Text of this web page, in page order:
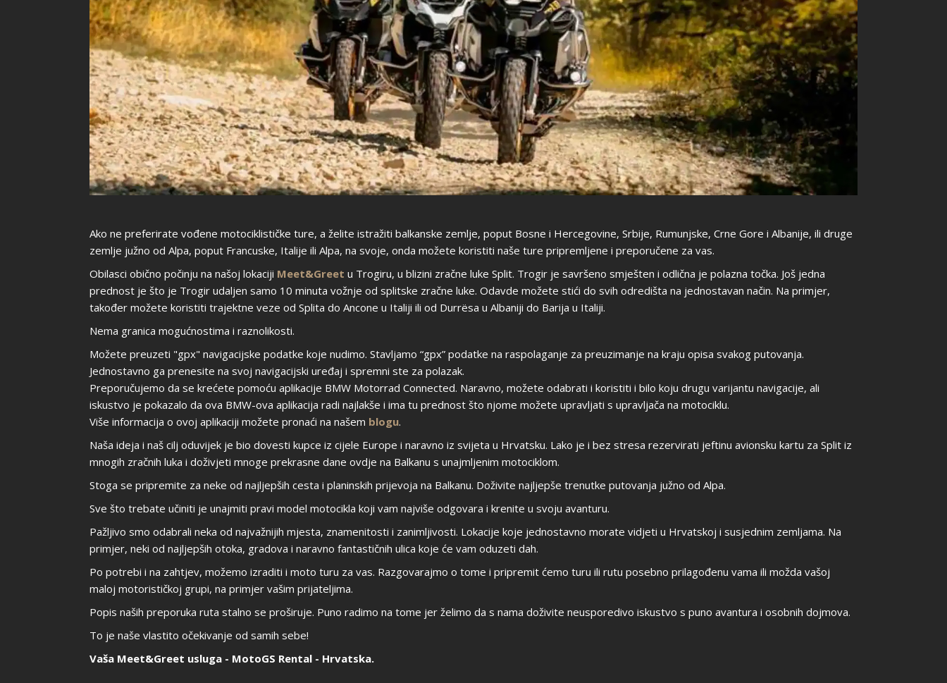
Ako ne preferirate vođene motociklističke ture, a želite istražiti balkanske zemlje, poput Bosne i Hercegovine, Srbije, Rumunjske, Crne Gore i Albanije, ili druge
zemlje južno od Alpa, poput Francuske, Italije ili Alpa, na svoje, onda možete koristiti naše ture pripremljene i preporučene za vas.
Obilasci obično počinju na našoj lokaciji Meet&Greet u Trogiru, u blizini zračne luke Split. Trogir je savršeno smješten i odlična je polazna točka. Još jedna
prednost je što je Trogir udaljen samo 10 minuta vožnje od splitske zračne luke. Odavde možete stići do svih odredišta na jednostavan način. Na primjer,
također možete koristiti trajektne veze od Splita do Ancone u Italiji ili od Durrësa u Albaniji do Barija u Italiji.
Nema granica mogućnostima i raznolikosti.
Možete preuzeti "gpx" navigacijske podatke koje nudimo. Stavljamo “gpx” podatke na raspolaganje za preuzimanje na kraju opisa svakog putovanja.
Jednostavno ga prenesite na svoj navigacijski uređaj i spremni ste za polazak.
Preporučujemo da se krećete pomoću aplikacije BMW Motorrad Connected. Naravno, možete odabrati i koristiti i bilo koju drugu varijantu navigacije, ali
iskustvo je pokazalo da ova BMW-ova aplikacija radi najlakše i ima tu prednost što njome možete upravljati s upravljača na motociklu.
Više informacija o ovoj aplikaciji možete pronaći na našem blogu.
Naša ideja i naš cilj oduvijek je bio dovesti kupce iz cijele Europe i naravno iz svijeta u Hrvatsku. Lako je i bez stresa rezervirati jeftinu avionsku kartu za Split iz
mnogih zračnih luka i doživjeti mnoge prekrasne dane ovdje na Balkanu s unajmljenim motociklom.
Stoga se pripremite za neke od najljepših cesta i planinskih prijevoja na Balkanu. Doživite najljepše trenutke putovanja južno od Alpa.
Sve što trebate učiniti je unajmiti pravi model motocikla koji vam najviše odgovara i krenite u svoju avanturu.
Pažljivo smo odabrali neka od najvažnijih mjesta, znamenitosti i zanimljivosti. Lokacije koje jednostavno morate vidjeti u Hrvatskoj i susjednim zemljama. Na
primjer, neki od najljepših otoka, gradova i naravno fantastičnih ulica koje će vam oduzeti dah.
Po potrebi i na zahtjev, možemo izraditi i moto turu za vas. Razgovarajmo o tome i pripremit ćemo turu ili rutu posebno prilagođenu vama ili možda vašoj
maloj motorističkoj grupi, na primjer vašim prijateljima.
Popis naših preporuka ruta stalno se proširuje. Puno radimo na tome jer želimo da s nama doživite neusporedivo iskustvo s puno avantura i osobnih dojmova.
To je naše vlastito očekivanje od samih sebe!
Vaša Meet&Greet usluga - MotoGS Rental - Hrvatska.